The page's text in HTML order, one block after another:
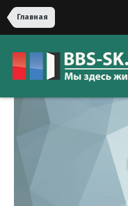
Главная